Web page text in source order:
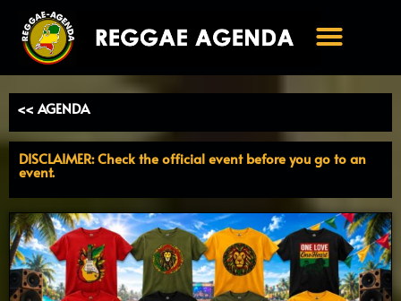
naar
inhoud
<< AGENDA
DISCLAIMER: Check the official event before you go to an
event.